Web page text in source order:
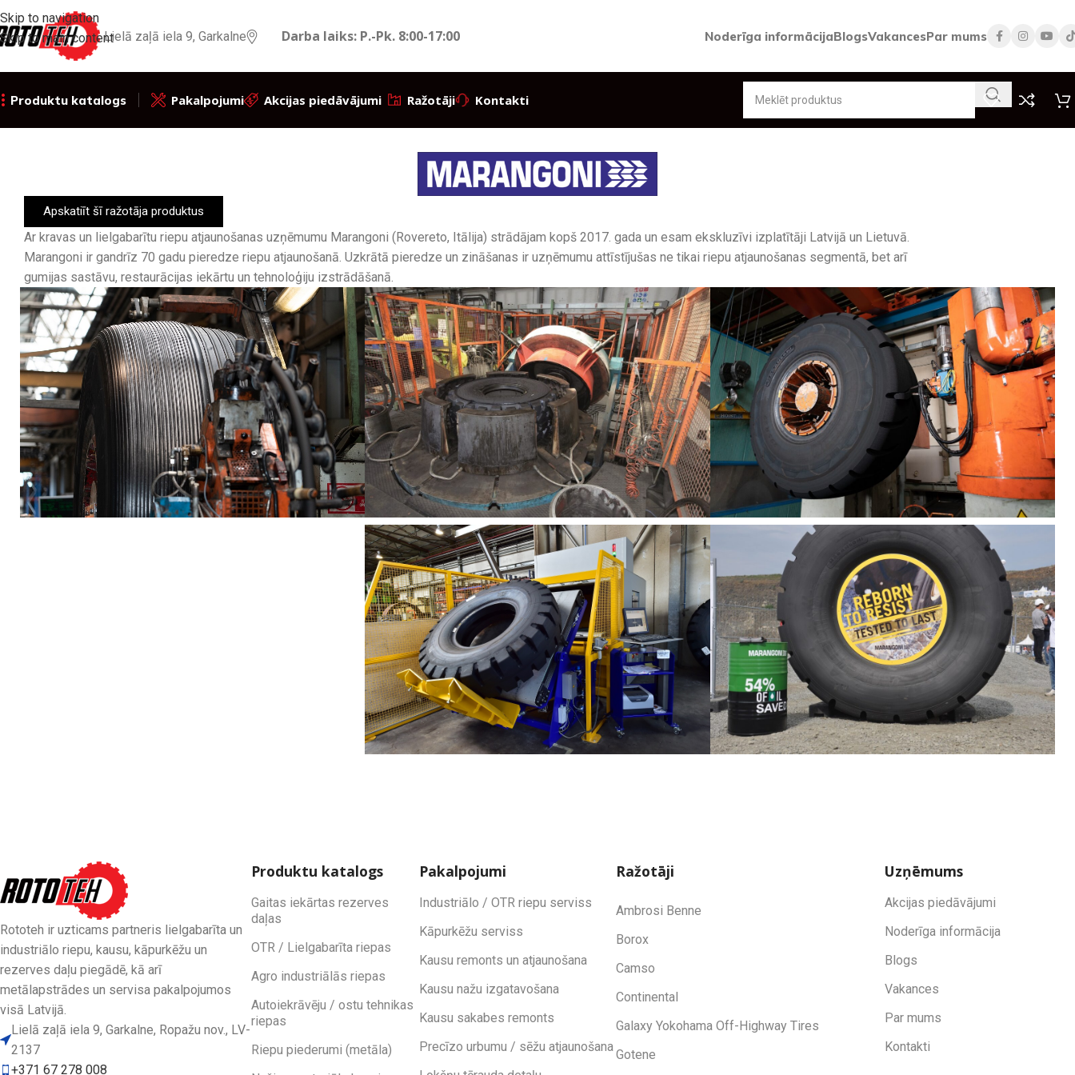
Skip to navigation
Skip to main contentLielā zaļā iela 9, Garkalne Darba laiks: P.-Pk. 8:00-17:00 Noderīga informācijaBlogsVakancesPar mums
Produktu katalogs Pakalpojumi Akcijas piedāvājumi Ražotāji Kontakti
Apskatiīt šī ražotāja produktus
Ar kravas un lielgabarītu riepu atjaunošanas uzņēmumu Marangoni (Rovereto, Itālija) strādājam kopš 2017. gada un esam ekskluzīvi izplatītāji Latvijā un Lietuvā.
Marangoni ir gandrīz 70 gadu pieredze riepu atjaunošanā. Uzkrātā pieredze un zināšanas ir uzņēmumu attīstījušas ne tikai riepu atjaunošanas segmentā, bet arī
gumijas sastāvu, restaurācijas iekārtu un tehnoloģiju izstrādāšanā.
Rototeh ir uzticams partneris lielgabarīta un
industriālo riepu, kausu, kāpurkēžu un
rezerves daļu piegādē, kā arī
metālapstrādes un servisa pakalpojumos
visā Latvijā.
Lielā zaļā iela 9, Garkalne, Ropažu nov., LV-
2137
+371 67 278 008
Produktu katalogs
Gaitas iekārtas rezerves
daļas
OTR / Lielgabarīta riepas
Agro industriālās riepas
Autoiekrāvēju / ostu tehnikas
riepas
Riepu piederumi (metāla)
Pakalpojumi
Industriālo / OTR riepu serviss
Kāpurkēžu serviss
Kausu remonts un atjaunošana
Kausu nažu izgatavošana
Kausu sakabes remonts
Precīzo urbumu / sēžu atjaunošana
Ražotāji
Ambrosi Benne
Borox
Camso
Continental
Galaxy Yokohama Off-Highway Tires
Gotene
Uzņēmums
Akcijas piedāvājumi
Noderīga informācija
Blogs
Vakances
Par mums
Kontakti